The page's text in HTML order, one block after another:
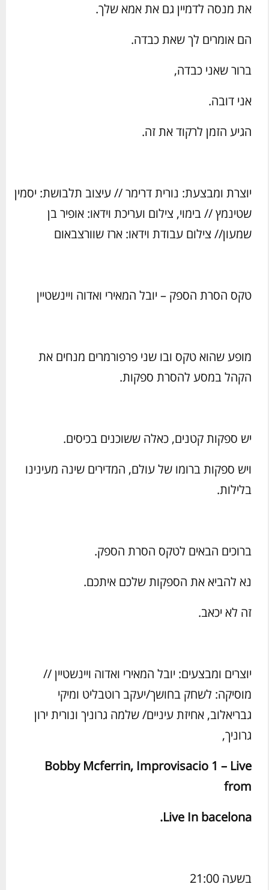
את מנסה לדמיין גם את אמא שלך.
הם אומרים לך שאת כבדה.
ברור שאני כבדה,
אני דובה.
הגיע הזמן לרקוד את זה.
יוצרת ומבצעת: נורית דרימר // עיצוב תלבושת: יסמין
שטינמץ // בימוי, צילום ועריכת וידאו: אופיר בן
שמעון// צילום עבודת וידאו: ארז שוורצבאום
טקס הסרת הספק – יובל המאירי ואדוה ויינשטיין
מופע שהוא טקס ובו שני פרפורמרים מנחים את
הקהל במסע להסרת ספקות.
יש ספקות קטנים, כאלה ששוכנים בכיסים.
ויש ספקות ברומו של עולם, המדירים שינה מעינינו
בלילות.
ברוכים הבאים לטקס הסרת הספק.
נא להביא את הספקות שלכם איתכם.
זה לא יכאב.
יוצרים ומבצעים: יובל המאירי ואדוה ויינשטיין //
מוסיקה: לשחק בחושך/יעקב רוטבליט ומיקי
גבריאלוב, אחיזת עיניים/ שלמה גרוניך ונורית ירון
גרוניך,
Bobby Mcferrin, Improvisacio 1 – Live
from
Live In bacelona
.
בשעה 21:00